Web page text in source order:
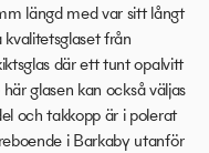
längd med var sitt långt
från
där ett tunt opalvitt
glasen kan också väljas
och takkopp är i polerat
i Barkaby utanför